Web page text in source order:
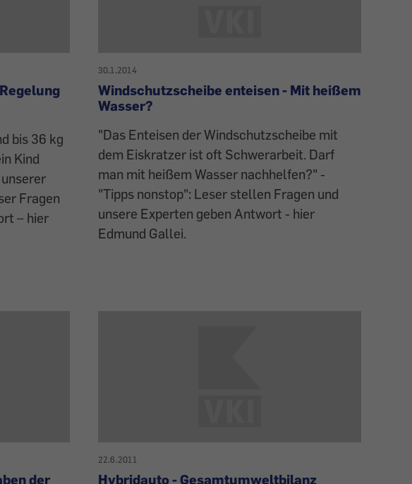
bis 36 kg
Kind
Fragen
– hier
30.1.2014
Windschutzscheibe enteisen - Mit heißem
Wasser?
"Das Enteisen der Windschutzscheibe mit
dem Eiskratzer ist oft Schwerarbeit. Darf
man mit heißem Wasser nachhelfen?" -
"Tipps nonstop": Leser stellen Fragen und
unsere Experten geben Antwort - hier
Edmund Gallei.
der
22.6.2011
Hybridauto - Gesamtumweltbilanz